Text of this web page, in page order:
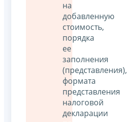
на
добавленную
стоимость,
порядка
ее
заполнения
(представления),
формата
представления
налоговой
декларации